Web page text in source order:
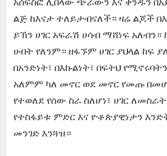
ልጅ ከእናታ ተለይታብናለች። ዛሬ ልጆች
ይኽን ሀገር አፍራሽ ሀሳብ ማሸነፍ አለብን።
ሀብት የለንም። ዘፋኙም ሀገር ያህላል ከፍ
በአንድነት፣ በእኩልነት፣ በፍትህ
አለምም ካለ መኖር ወደ መኖር የመጡ
የተወለደ የሰው ስራ ስለሆነ፣ ሀገር
የተስፋይቱ ምድር እና ዮቶጵያዊነታን
መንገድ እንጓዝ።